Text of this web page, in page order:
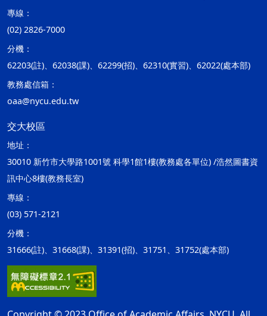
專線：
(02) 2826-7000
分機：
62203(註)、62038(課)、62299(招)、62310(實習)、62022(處本部)
教務處信箱：
oaa@nycu.edu.tw
交大校區
地址：
30010 新竹市大學路1001號 科學1館1樓(教務處各單位) /浩然圖書資
訊中心8樓(教務長室)
專線：
(03) 571-2121
分機：
31666(註)、31668(課)、31391(招)、31751、31752(處本部)